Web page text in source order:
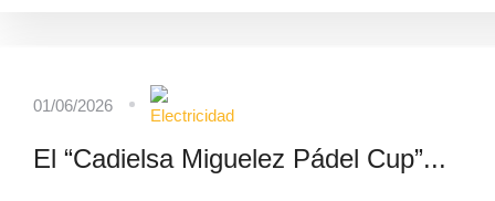
01/06/2026
El “Cadielsa Miguelez Pádel Cup”...